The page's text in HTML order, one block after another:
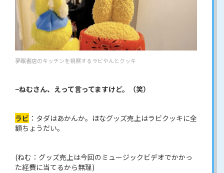
夢眠書店のキッチンを視察するラビやんとクッキ
−ねむさん、えって言ってますけど。（笑）
ラビ ：タダはあかんか。ほなグッズ売上はラビクッキに全
額ちょうだい。
(ねむ：グッズ売上は今回のミュージックビデオでかかっ
た経費に当てるから無理)